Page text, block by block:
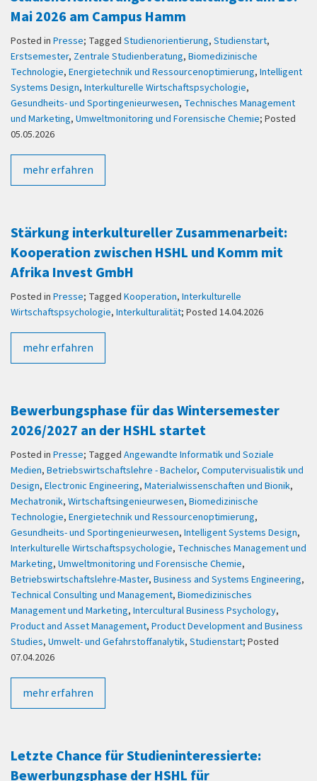
Mai 2026 am Campus Hamm
Posted in Presse; Tagged Studienorientierung, Studienstart,
Erstsemester, Zentrale Studienberatung, Biomedizinische
Technologie, Energietechnik und Ressourcenoptimierung, Intelligent
Systems Design, Interkulturelle Wirtschaftspsychologie,
Gesundheits- und Sportingenieurwesen, Technisches Management
und Marketing, Umweltmonitoring und Forensische Chemie; Posted
05.05.2026
mehr erfahren
Stärkung interkultureller Zusammenarbeit:
Kooperation zwischen HSHL und Komm mit
Afrika Invest GmbH
Posted in Presse; Tagged Kooperation, Interkulturelle
Wirtschaftspsychologie, Interkulturalität; Posted 14.04.2026
mehr erfahren
Bewerbungsphase für das Wintersemester
2026/2027 an der HSHL startet
Posted in Presse; Tagged Angewandte Informatik und Soziale
Medien, Betriebswirtschaftslehre - Bachelor, Computervisualistik und
Design, Electronic Engineering, Materialwissenschaften und Bionik,
Mechatronik, Wirtschaftsingenieurwesen, Biomedizinische
Technologie, Energietechnik und Ressourcenoptimierung,
Gesundheits- und Sportingenieurwesen, Intelligent Systems Design,
Interkulturelle Wirtschaftspsychologie, Technisches Management und
Marketing, Umweltmonitoring und Forensische Chemie,
Betriebswirtschaftslehre-Master, Business and Systems Engineering,
Technical Consulting und Management, Biomedizinisches
Management und Marketing, Intercultural Business Psychology,
Product and Asset Management, Product Development and Business
Studies, Umwelt- und Gefahrstoffanalytik, Studienstart; Posted
07.04.2026
mehr erfahren
Letzte Chance für Studieninteressierte:
Bewerbungsphase der HSHL für